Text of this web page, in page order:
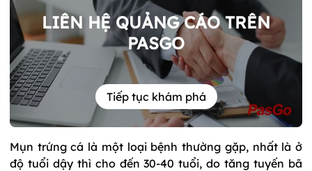
LIÊN HỆ QUẢNG CÁO TRÊN
PASGO
Tiếp tục khám phá
Mụn trứng cá là một loại bệnh thường gặp, nhất là ở
độ tuổi dậy thì cho đến 30-40 tuổi, do tăng tuyến bã